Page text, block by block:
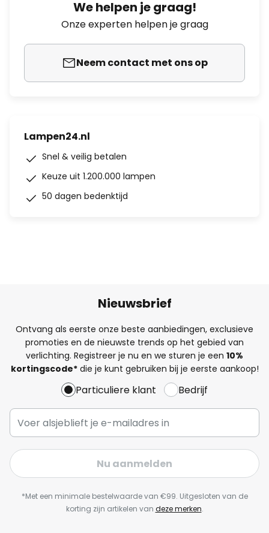
We helpen je graag!
Onze experten helpen je graag
Neem contact met ons op
Lampen24.nl
Snel & veilig betalen
Keuze uit 1.200.000 lampen
50 dagen bedenktijd
Nieuwsbrief
Ontvang als eerste onze beste aanbiedingen, exclusieve
promoties en de nieuwste trends op het gebied van
verlichting. Registreer je nu en we sturen je een 10%
kortingscode*die je kunt gebruiken bij je eerste aankoop!
Particuliere klant Bedrijf
Nu aanmelden
*Met een minimale bestelwaarde van €99. Uitgesloten van de
korting zijn artikelen van deze merken.